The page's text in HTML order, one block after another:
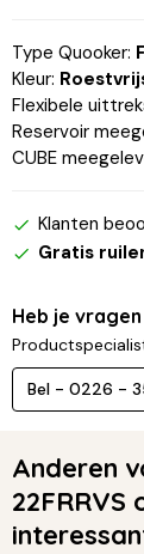
Type Quooker:
Kleur:
Flexibele
Reservoir
CUBE
Klanten
Gratis
Heb je
Bel - 0226 -
Anderen